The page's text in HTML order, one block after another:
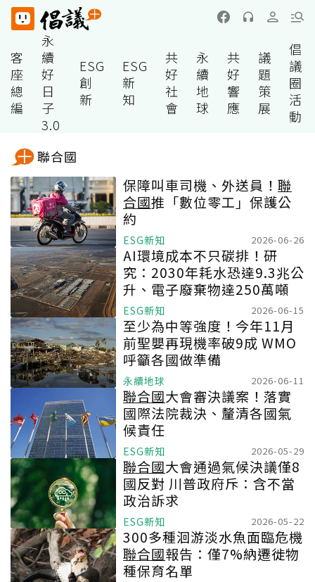
客
座
總
編
永
續
好
日
子
3.0
ESG
創
新
ESG
新
知
共
好
社
會
永
續
地
球
共
好
響
應
議
題
策
展
倡
議
圈
活
動
聯合國
保障叫車司機、外送員！ 聯
合國推「數位零工」保護公
約
ESG新知 2026-06-26
AI環境成本不只碳排！研
究：2030年耗水恐達9.3兆公
升、電子廢棄物達250萬噸
ESG新知 2026-06-15
至少為中等強度！今年11月
前聖嬰再現機率破9成 WMO
呼籲各國做準備
永續地球 2026-06-11
聯合國大會審決議案！落實
國際法院裁決、釐清各國氣
候責任
ESG新知 2026-05-29
聯合國大會通過氣候決議僅8
國反對 川普政府斥：含不當
政治訴求
ESG新知 2026-05-22
300多種洄游淡水魚面臨危機
聯合國報告：僅7%納遷徙物
種保育名單